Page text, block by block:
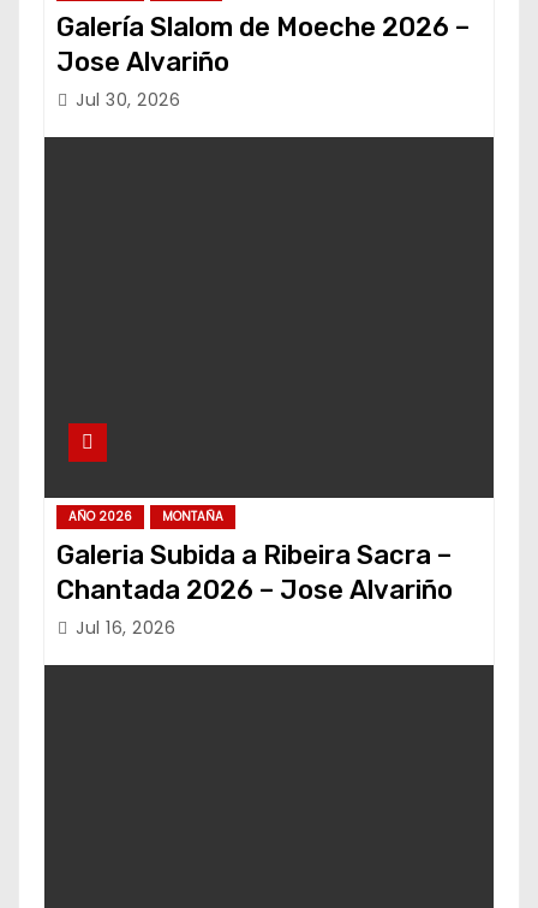
Galería Slalom de Moeche 2026 –
Jose Alvariño
Jul 30, 2026
AÑO 2026 MONTAÑA
Galeria Subida a Ribeira Sacra –
Chantada 2026 – Jose Alvariño
Jul 16, 2026